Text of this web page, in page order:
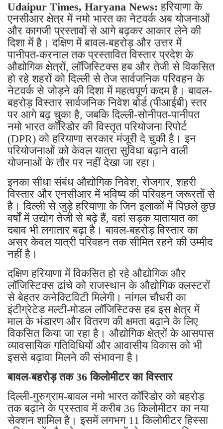
Udaipur Times, Haryana News:हरियाणा के
एनसीआर क्षेत्र में नमो भारत का नेटवर्क अब योजनाओं
और कागजी प्रस्तावों से आगे बढ़कर आकार लेने की
दिशा में है। दक्षिण में बावल-बहरोड़ और उत्तर में
पानीपत-करनाल तक प्रस्तावित विस्तार प्रदेश के
औद्योगिक क्षेत्रों, लॉजिस्टिक्स हब और तेजी से विकसित
हो रहे शहरों को दिल्ली से तेज सार्वजनिक परिवहन के
नेटवर्क से जोड़ने की दिशा में महत्वपूर्ण कदम है। बावल-
बहरोड़ विस्तार सार्वजनिक निवेश बोर्ड (पीआईबी) स्तर
पर आगे बढ़ चुका है, जबकि दिल्ली-सोनीपत-पानीपत
नमो भारत कॉरिडोर की विस्तृत परियोजना रिपोर्ट
(DPR) को हरियाणा सरकार मंजूरी दे चुकी है। इन
परियोजनाओं को केवल यात्रा सुविधा बढ़ाने वाली
योजनाओं के तौर पर नहीं देखा जा रहा।
इनका सीधा संबंध औद्योगिक निवेश, रोजगार, शहरी
विस्तार और एनसीआर में भविष्य की परिवहन जरूरतों से
है। दिल्ली से जुड़े हरियाणा के जिन इलाकों में पिछले कुछ
वर्षों में उद्योग तेजी से बढ़े हैं, वहां सड़क यातायात का
दबाव भी लगातार बढ़ा है। बावल-बहरोड़ विस्तार का
असर केवल यात्री परिवहन तक सीमित रहने की उम्मीद
नहीं है।
दक्षिण हरियाणा में विकसित हो रहे औद्योगिक और
लॉजिस्टिक्स ढांचे को राजस्थान के औद्योगिक क्लस्टरों
से बेहतर कनेक्टिविटी मिलेगी। नांगल चौधरी का
इंटीग्रेटेड मल्टी-मोडल लॉजिस्टिक्स हब इस क्षेत्र में
माल के भंडारण और वितरण की क्षमता बढ़ाने के लिए
विकसित किया जा रहा है। औद्योगिक क्षेत्रों के आसपास
व्यावसायिक गतिविधियों और आवासीय विकास को भी
इससे बढ़ावा मिलने की संभावना है।
बावल-बहरोड़ तक 36 किलोमीटर का विस्तार
दिल्ली-गुरुग्राम-बावल नमो भारत कॉरिडोर को बहरोड़
तक बढ़ाने के प्रस्ताव में करीब 36 किलोमीटर का नया
सेक्शन शामिल है। इसमें लगभग 11 किलोमीटर हिस्सा